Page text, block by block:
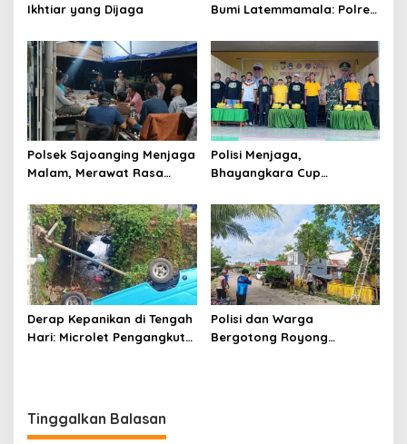
Ikhtiar yang Dijaga
Bumi Latemmamala: Polres
Kamtibmas di Lomba Dai
Polda Sulsel
Polsek Sajoanging Menjaga
Malam, Merawat Rasa
Kehangatan Warga
Polisi Menjaga,
Bhayangkara Cup
Derap Kepanikan di Tengah
Hari: Microlet Pengangkut
Polisi dan Warga
Bergotong Royong
Tinggalkan Balasan